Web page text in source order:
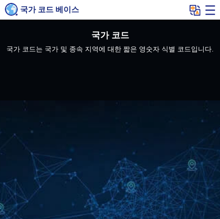
국가 코드 베이스
국가 코드
국가 코드는 국가 및 종속 지역에 대한 짧은 영숫자 식별 코드입니다.